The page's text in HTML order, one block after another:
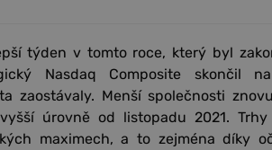
týden v tomto roce, který byl
Nasdaq Composite skončil
zaostávaly. Menší společnosti
úrovně od listopadu 2021.
maximech, a to zejména díky